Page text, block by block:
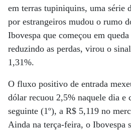
em terras tupiniquins, uma série
por estrangeiros mudou o rumo
Ibovespa que começou em
reduzindo as perdas, virou o
1,31%.
O fluxo positivo de entrada
dólar recuou 2,5% naquele dia e
seguinte (1º), a R$ 5,119 no
Ainda na terça-feira, o Ibovespa